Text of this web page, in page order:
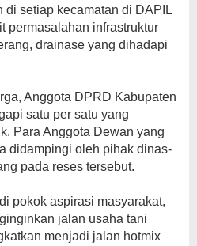
di setiap kecamatan di DAPIL
permasalahan infrastruktur
drainase yang dihadapi
Anggota DPRD Kabupaten
satu per satu yang
Para Anggota Dewan yang
didampingi oleh pihak dinas-
pada reses tersebut.
pokok aspirasi masyarakat,
jalan usaha tani
menjadi jalan hotmix